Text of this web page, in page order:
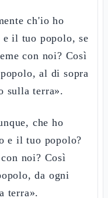
ch'io ho
il tuo popolo, se
con noi? Così
al di sopra
sulla terra».
che ho
e il tuo popolo?
noi? Così
da ogni
terra».